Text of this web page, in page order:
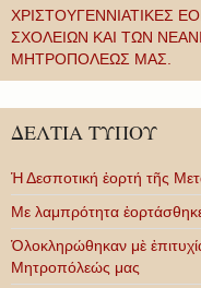
ΧΡΙΣΤΟΥΓΕΝΝΙΑΤΙΚΕΣ
ΣΧΟΛΕΙΩΝ ΚΑΙ ΤΩΝ
ΜΗΤΡΟΠΟΛΕΩΣ ΜΑΣ.
ΔΕΛΤΙΑ ΤΥΠΟΥ
Ἡ Δεσποτική ἑορτή τῆς
Με λαμπρότητα
Ὁλοκληρώθηκαν μὲ
Μητροπόλεώς μας